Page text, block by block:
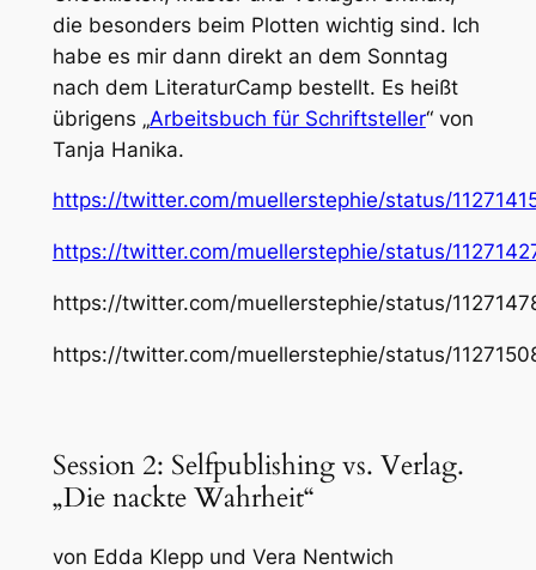
die besonders beim Plotten wichtig sind. Ich
habe es mir dann direkt an dem Sonntag
nach dem LiteraturCamp bestellt. Es heißt
übrigens „Arbeitsbuch für Schriftsteller“ von
Tanja Hanika.
https://twitter.com/muellerstephie/status/
https://twitter.com/muellerstephie/status/
https://twitter.com/muellerstephie/status/
https://twitter.com/muellerstephie/status/
Session 2: Selfpublishing vs. Verlag.
„Die nackte Wahrheit“
von Edda Klepp und Vera Nentwich